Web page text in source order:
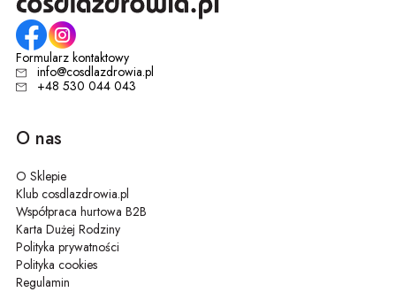
Formularz kontaktowy
info@cosdlazdrowia.pl
+48 530 044 043
O nas
O Sklepie
Klub cosdlazdrowia.pl
Współpraca hurtowa B2B
Karta Dużej Rodziny
Polityka prywatności
Polityka cookies
Regulamin